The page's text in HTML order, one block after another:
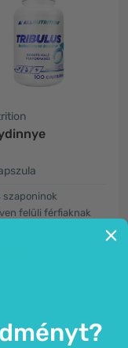
szaponinok
felüli férfiaknak